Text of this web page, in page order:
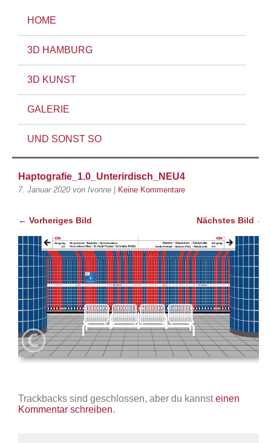
HOME
3D HAMBURG
3D KUNST
GALERIE
UND SONST SO
Haptografie_1.0_Unterirdisch_NEU4
7. Januar 2020 von Ivonne Keine Kommentare
← Vorheriges Bild Nächstes Bild →
Trackbacks sind geschlossen, aber du kannsteinen
Kommentar schreiben.